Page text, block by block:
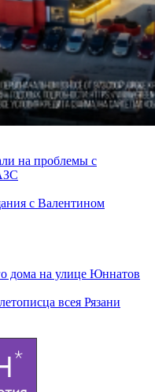
на проблемы с
с Валентином
дома на улице Юннатов
всея Рязани